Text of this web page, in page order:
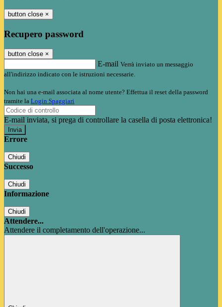
button close ×
Recupero password
button close ×
E-mail Verrà inviato un messaggio
all'indirizzo indicato con le istruzioni necessarie.
Non hai una e-mail associata al nome utente? Effettua il reset della password
tramite la Login Spaggiari
E-mail inviata, si prega di controllare la casella di posta elettronica!
Errore
Chiudi
Successo
Chiudi
Informazione
Chiudi
Attendere...
Attendere il completamento dell'operazione...